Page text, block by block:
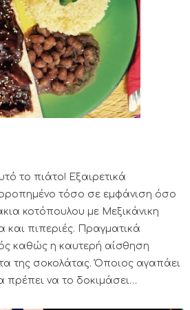
το πιάτο! Εξαιρετικά
τόσο σε εμφάνιση όσο
κοτόπουλου με Μεξικάνικη
πιπεριές. Πραγματικά
καθώς η καυτερή αίσθηση
της σοκολάτας. Όποιος αγαπάει
πρέπει να το δοκιμάσει…